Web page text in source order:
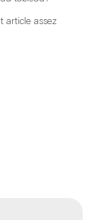
article assez